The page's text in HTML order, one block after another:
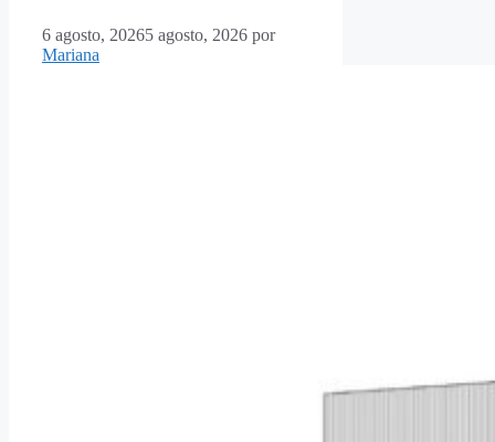
6 agosto, 20265 agosto, 2026 por
Mariana